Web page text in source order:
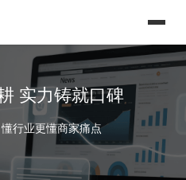
实力铸就口碑
行业更懂商家痛点